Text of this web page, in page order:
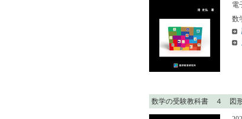
電
数
数学の受験教科書 ４ 図